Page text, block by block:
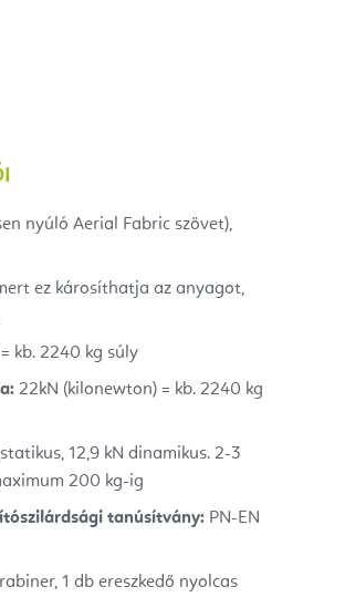
nyúló Aerial Fabric szövet),
ez károsíthatja az anyagot,
kb. 2240 kg súly
22kN (kilonewton) = kb. 2240 kg
12,9 kN dinamikus. 2-3
200 kg-ig
tanúsítvány: PN-EN
1 db ereszkedő nyolcas